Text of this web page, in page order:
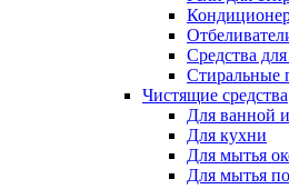
Средства
Стиральные
Чистящие средства
Для ванной и
Для кухни
Для мытья
Для мытья